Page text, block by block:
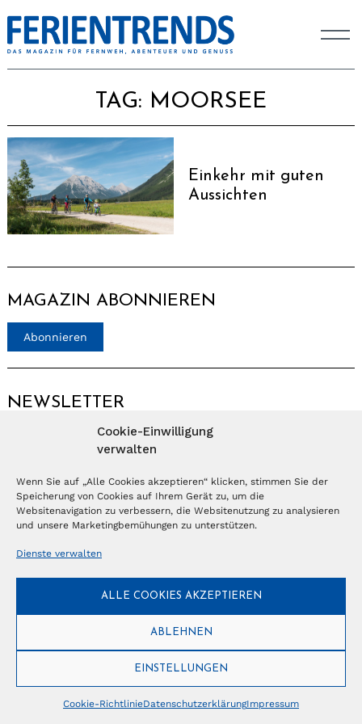
Cookie-Einwilligung
verwalten
Wenn Sie auf „Alle Cookies akzeptieren“ klicken, stimmen Sie der
Speicherung von Cookies auf Ihrem Gerät zu, um die
Websitenavigation zu verbessern, die Websitenutzung zu analysieren
und unsere Marketingbemühungen zu unterstützen.
Dienste verwalten
ALLE COOKIES AKZEPTIEREN
ABLEHNEN
EINSTELLUNGEN
Cookie-RichtlinieDatenschutzerklärungImpressum
TAG: MOORSEE
Einkehr mit guten
Aussichten
MAGAZIN ABONNIEREN
Abonnieren
NEWSLETTER
© Copyright 2026 – Ferientrends // info@tlvg.ch// +41 31 300 30 85 //
Tourismus Lifestyle Verlag GmbH // Frohbergweg 1 - CH-3012 Bern //
Datenschutzerklärung//Impressum